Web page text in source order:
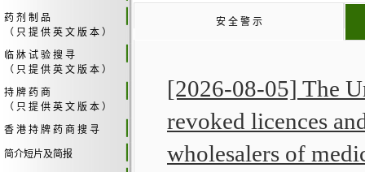
药 剂 制 品
（ 只 提 供 英 文 版 本 ）
临 牀 试 验 搜 寻
（ 只 提 供 英 文 版 本 ）
持 牌 药 商
（ 只 提 供 英 文 版 本 ）
香 港 持 牌 药 商 搜 寻
简介短片及简报
安 全 警 示
[2026-08-05] The
revoked licences
wholesalers of